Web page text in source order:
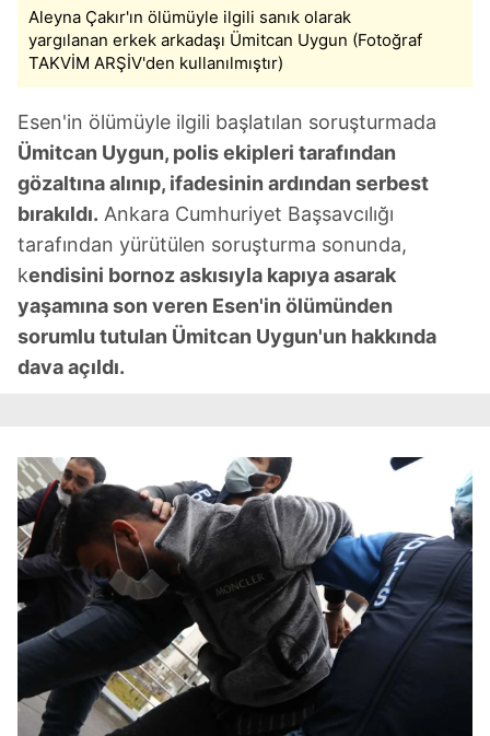
Aleyna Çakır'ın ölümüyle ilgili sanık olarak
yargılanan erkek arkadaşı Ümitcan Uygun (Fotoğraf
TAKVİM ARŞİV'den kullanılmıştır)
Esen'in ölümüyle ilgili başlatılan soruşturmada
Ümitcan Uygun, polis ekipleri tarafından
gözaltına alınıp, ifadesinin ardından serbest
bırakıldı. Ankara Cumhuriyet Başsavcılığı
tarafından yürütülen soruşturma sonunda,
kendisini bornoz askısıyla kapıya asarak
yaşamına son veren Esen'in ölümünden
sorumlu tutulan Ümitcan Uygun'un hakkında
dava açıldı.